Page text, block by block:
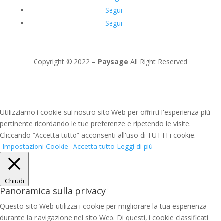
Segui
Segui
Copyright © 2022 – Paysage All Right Reserved
Utilizziamo i cookie sul nostro sito Web per offrirti l'esperienza più
pertinente ricordando le tue preferenze e ripetendo le visite.
Cliccando “Accetta tutto” acconsenti all'uso di TUTTI i cookie.
Impostazioni Cookie Accetta tutto Leggi di più
Chiudi
Panoramica sulla privacy
Questo sito Web utilizza i cookie per migliorare la tua esperienza
durante la navigazione nel sito Web. Di questi, i cookie classificati